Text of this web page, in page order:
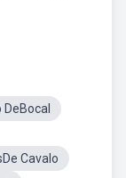
DeBocal
Cavalo